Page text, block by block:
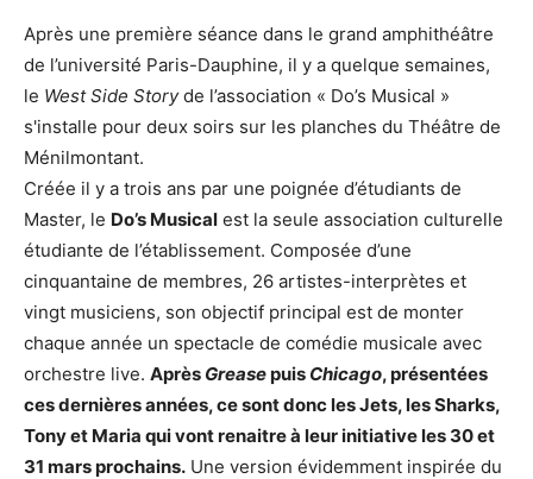
Après une première séance dans le grand amphithéâtre
de l’université Paris-Dauphine, il y a quelque semaines,
le West Side Storyde l’association « Do’s Musical »
s'installe pour deux soirs sur les planches du Théâtre de
Ménilmontant.
Créée il y a trois ans par une poignée d’étudiants de
Master, le Do’s Musical est la seule association culturelle
étudiante de l’établissement. Composée d’une
cinquantaine de membres, 26 artistes-interprètes et
vingt musiciens, son objectif principal est de monter
chaque année un spectacle de comédie musicale avec
orchestre live. Après Greasepuis Chicago, présentées
ces dernières années, ce sont donc les Jets, les Sharks,
Tony et Maria qui vont renaitre à leur initiative les 30 et
31 mars prochains. Une version évidemment inspirée du